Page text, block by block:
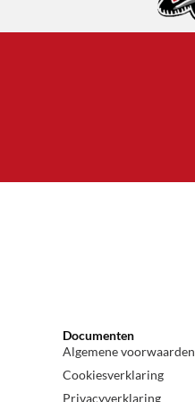
Documenten
Algemene voorwaarden
Cookiesverklaring
Privacyverklaring